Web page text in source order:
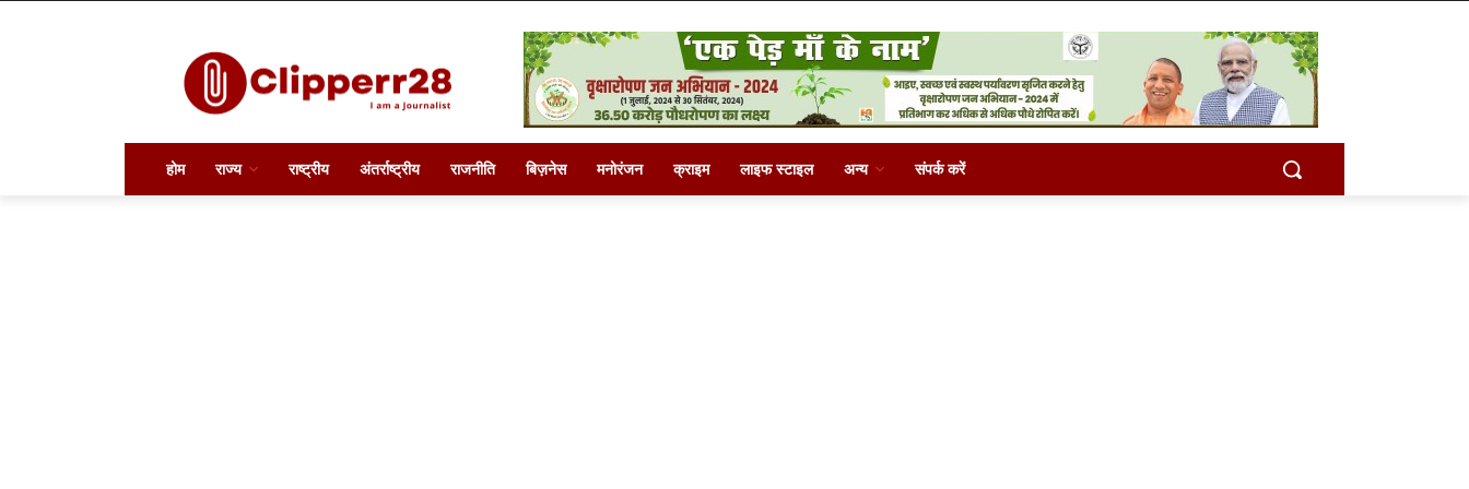
होम राज्य राष्ट्रीय अंतर्राष्ट्रीय राजनीति बिज़नेस मनोरंजन क्राइम लाइफ स्टाइल अन्य संपर्क करें